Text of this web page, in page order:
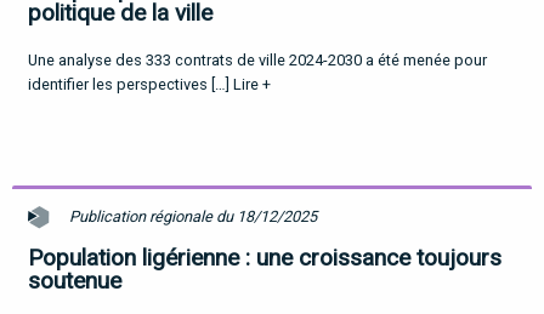
politique de la ville
Une analyse des 333 contrats de ville 2024-2030 a été menée pour
identifier les perspectives […] Lire +
Publication régionale du 18/12/2025
Population ligérienne : une croissance toujours
soutenue